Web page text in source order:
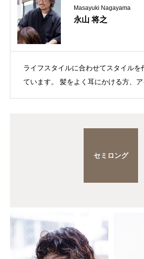
Masayuki Nagayama
永山 将之
ライフスタイルに合わせてスタイルを
ています。 髪をよく耳にかける方、ア
セミロング